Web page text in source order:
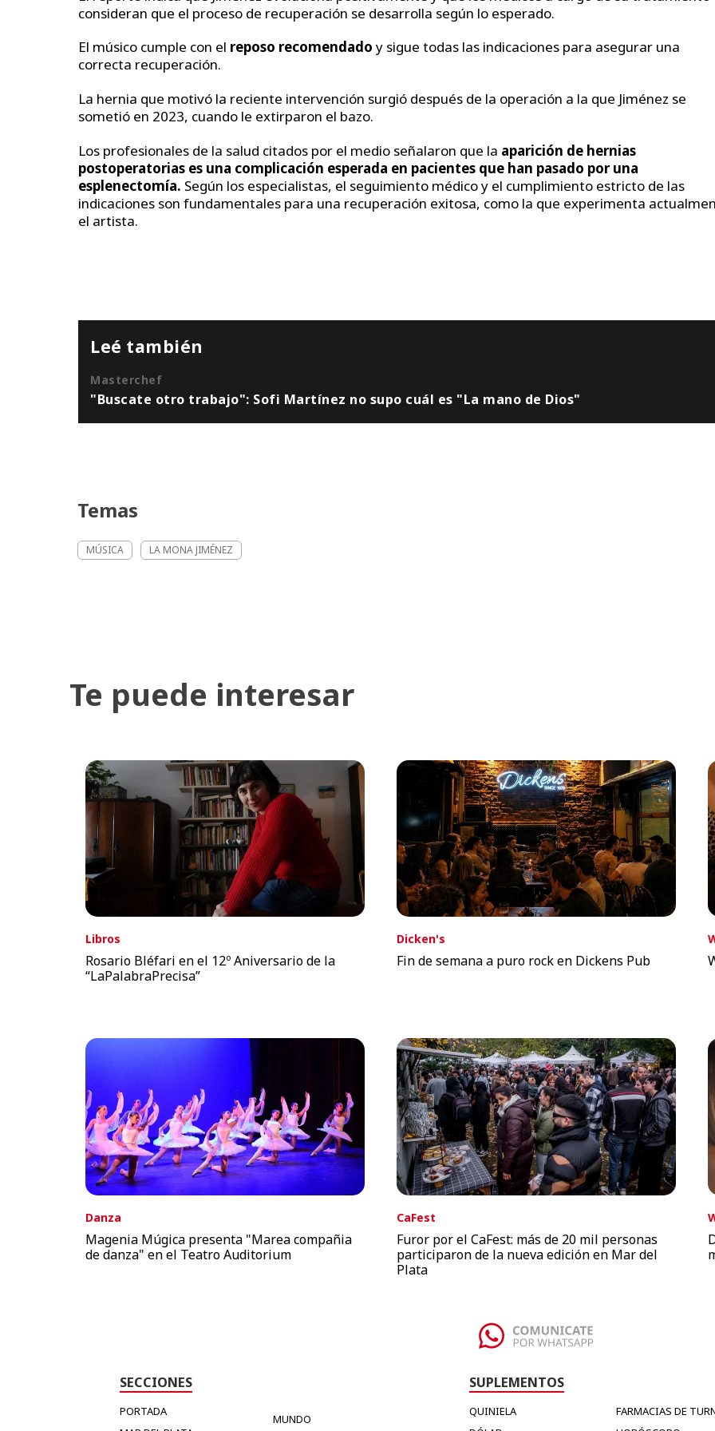
consideran que el proceso de recuperación se desarrolla según lo esperado.
El músico cumple con el reposo recomendado y sigue todas las indicaciones para asegurar una
correcta recuperación.
La hernia que motivó la reciente intervención surgió después de la operación a la que Jiménez se
sometió en 2023, cuando le extirparon el bazo.
Los profesionales de la salud citados por el medio señalaron que la aparición de hernias
postoperatorias es una complicación esperada en pacientes que han pasado por una
esplenectomía. Según los especialistas, el seguimiento médico y el cumplimiento estricto de las
indicaciones son fundamentales para una recuperación exitosa, como la que experimenta
el artista.
Leé también
Masterchef
"Buscate otro trabajo": Sofi Martínez no supo cuál es "La mano de Dios"
Temas
MÚSICA LA MONA JIMÉNEZ
Te puede interesar
Libros
Rosario Bléfari en el 12º Aniversario de la
“LaPalabraPrecisa”
Dicken's
Fin de semana a puro rock en Dickens Pub
Danza
Magenia Múgica presenta "Marea compañia
de danza" en el Teatro Auditorium
CaFest
Furor por el CaFest: más de 20 mil personas
participaron de la nueva edición en Mar del
Plata
SECCIONES
PORTADA
MUNDO
SUPLEMENTOS
QUINIELA
FARMACIAS DE